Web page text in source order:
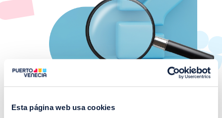
Esta página web usa cookies